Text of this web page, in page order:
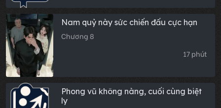
Nam quỷ này sức chiến đấu cực hạn
Chương 8
17 phút
Phong vũ không nàng, cuối cùng biệt
ly